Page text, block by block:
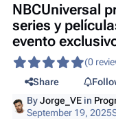
NBCUniversal
series y
evento
(0
Share
ByJorge_VE in
September 19, 2025